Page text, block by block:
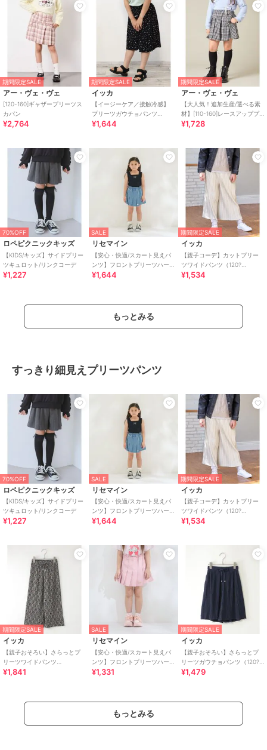
期間限定SALE
アー・ヴェ・ヴェ
[120-160]ギャザープリーツス
カパン
¥2,764
期間限定SALE
イッカ
【イージーケア／接触冷感】
プリーツガウチョパンツ
（120?160cm）【UVカット／
¥1,644
期間限定SALE
アー・ヴェ・ヴェ
【大人気！追加生産/選べる素
材】[110-160]レースアッププ
リーツスカパン
¥1,728
70%OFF
ロペピクニックキッズ
【KIDS/キッズ】サイドプリー
ツキュロット/リンクコーデ
¥1,227
SALE
リセマイン
【安心・快適/スカート見えパ
ンツ】フロントプリーツハー
トポケットデニムスカパン
¥1,644
期間限定SALE
イッカ
【親子コーデ】カットプリー
ツワイドパンツ（120?
160cm）
¥1,534
もっとみる
すっきり細見えプリーツパンツ
70%OFF
ロペピクニックキッズ
【KIDS/キッズ】サイドプリー
ツキュロット/リンクコーデ
¥1,227
SALE
リセマイン
【安心・快適/スカート見えパ
ンツ】フロントプリーツハー
トポケットデニムスカパン
¥1,644
期間限定SALE
イッカ
【親子コーデ】カットプリー
ツワイドパンツ（120?
160cm）
¥1,534
期間限定SALE
イッカ
【親子おそろい】さらっとプ
リーツワイドパンツ
（120~160cm）
¥1,841
SALE
リセマイン
【安心・快適/スカート見えパ
ンツ】フロントプリーツハー
トポケットカラースカパン
¥1,331
期間限定SALE
イッカ
【親子おそろい】さらっとプ
リーツガウチョパンツ（120?
160cm）
¥1,479
もっとみる